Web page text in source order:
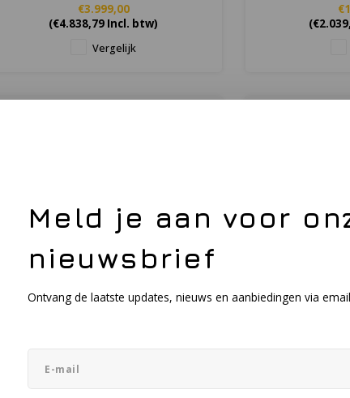
Meld je aan voor
nieuwsbrief
Ontvang de laatste updates, nieuws en aanbiedingen via email
€3.999,00
(€4.838,79 Incl. btw)
Vergelijk
(
Peli 9455Z0 RALS ATEX
Wolf WL-
werklamp